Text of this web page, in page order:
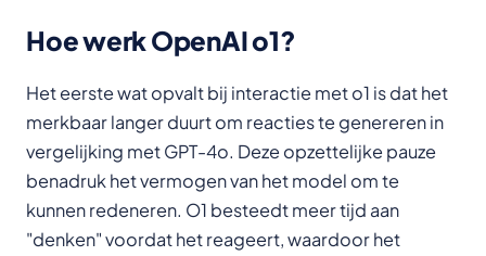
Hoe werk OpenAI o1?
Het eerste wat opvalt bij interactie met o1 is dat het
merkbaar langer duurt om reacties te genereren in
vergelijking met GPT-4o. Deze opzettelijke pauze
benadruk het vermogen van het model om te
kunnen redeneren. O1 besteedt meer tijd aan
"denken" voordat het reageert, waardoor het